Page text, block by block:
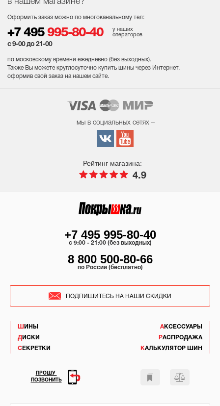
Оформить заказ можно по многоканальному тел:
+7 495 995-80-40
у наших
операторов
с 9-00 до 21-00
по московскому времени ежедневно (без выходных).
Также Вы можете круглосуточно купить шины через Интернет,
оформив свой заказ на нашем сайте.
мы в социальных сетях –
Рейтинг магазина:
4.9
ШИНЫ
ДИСКИ
СЕКРЕТКИ
АКСЕССУАРЫ
РАСПРОДАЖА
КАЛЬКУЛЯТОР ШИН
+7 495 995-80-40
c 9:00 - 21:00 (без выходных)
8 800 500-80-66
по России (бесплатно)
ПОДПИШИТЕСЬ НА НАШИ СКИДКИ
ПРОШУ
ПОЗВОНИТЬ